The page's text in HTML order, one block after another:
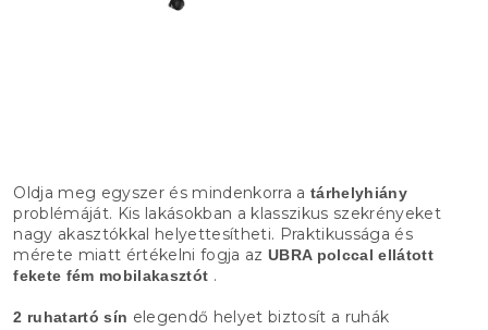
Oldja meg egyszer és mindenkorra a tárhelyhiány
problémáját. Kis lakásokban a klasszikus szekrényeket
nagy akasztókkal helyettesítheti. Praktikussága és
mérete miatt értékelni fogja az UBRA polccal ellátott
fekete fém mobilakasztót .
2 ruhatartó sín elegendő helyet biztosít a ruhák